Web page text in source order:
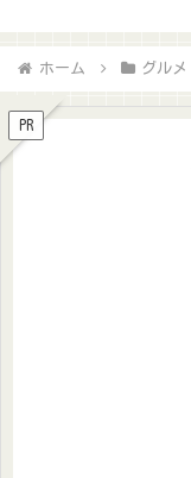
ホーム グルメ
PR